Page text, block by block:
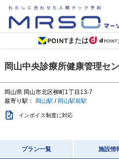
または
岡山中央診療所健康管理セ
岡山県 岡山市北区柳町1丁目13-7
最寄り駅：
岡山駅 / 岡山駅前駅
インボイス制度に対応
プラン一覧 施設情